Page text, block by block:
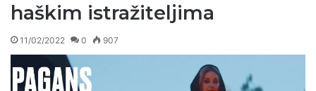
haškim istražiteljima
11/02/2022 0 907